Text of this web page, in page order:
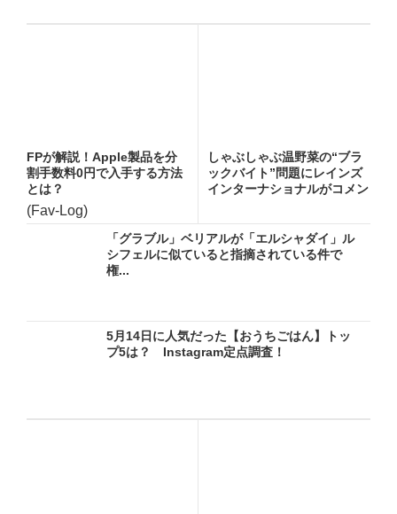
FPが解説！Apple製品を分
割手数料0円で入手する方法
とは？
(Fav-Log)
しゃぶしゃぶ温野菜の“ブラ
ックバイト”問題にレインズ
インターナショナルがコメン
「グラブル」ベリアルが「エルシャダイ」ル
シフェルに似ていると指摘されている件で
権...
5月14日に人気だった【おうちごはん】トッ
プ5は？ Instagram定点調査！